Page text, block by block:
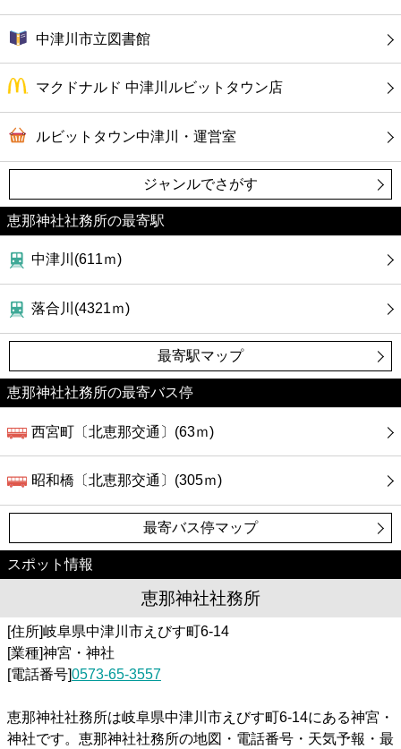
中津川市立図書館
マクドナルド 中津川ルビットタウン店
ルビットタウン中津川・運営室
ジャンルでさがす
恵那神社社務所の最寄駅
中津川(611ｍ)
落合川(4321ｍ)
最寄駅マップ
恵那神社社務所の最寄バス停
西宮町〔北恵那交通〕(63ｍ)
昭和橋〔北恵那交通〕(305ｍ)
最寄バス停マップ
スポット情報
恵那神社社務所
[住所]岐阜県中津川市えびす町6-14
[業種]神宮・神社
[電話番号]0573-65-3557
恵那神社社務所は岐阜県中津川市えびす町6-14にある神宮・
神社です。恵那神社社務所の地図・電話番号・天気予報・最